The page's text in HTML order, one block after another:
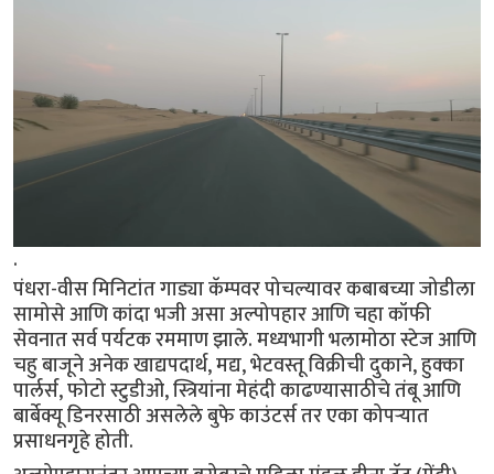
.
पंधरा-वीस मिनिटांत गाड्या कॅम्पवर पोचल्यावर कबाबच्या जोडीला
सामोसे आणि कांदा भजी असा अल्पोपहार आणि चहा कॉफी
सेवनात सर्व पर्यटक रममाण झाले. मध्यभागी भलामोठा स्टेज आणि
चहु बाजूने अनेक खाद्यपदार्थ, मद्य, भेटवस्तू विक्रीची दुकाने, हुक्का
पार्लर्स, फोटो स्टुडीओ, स्त्रियांना मेहंदी काढण्यासाठीचे तंबू आणि
बार्बेक्यू डिनरसाठी असलेले बुफे काउंटर्स तर एका कोपऱ्यात
प्रसाधनगृहे होती.